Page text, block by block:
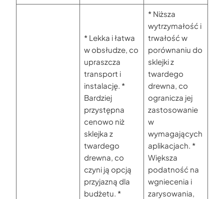
* Lekka i łatwa
w obsłudze, co
upraszcza
transport i
instalację. *
Bardziej
przystępna
cenowo niż
sklejka z
twardego
drewna, co
czyni ją opcją
przyjazną dla
budżetu. *
* Niższa
wytrzymałość i
trwałość w
porównaniu do
sklejki z
twardego
drewna, co
ogranicza jej
zastosowanie
w
wymagających
aplikacjach. *
Większa
podatność na
wgniecenia i
zarysowania,